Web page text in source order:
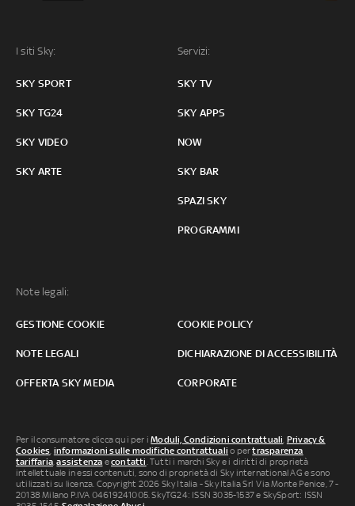
I siti Sky:
SKY SPORT
SKY TG24
SKY VIDEO
SKY ARTE
Servizi:
SKY TV
SKY APPS
NOW
SKY BAR
SPAZI SKY
PROGRAMMI
Note legali:
GESTIONE COOKIE COOKIE POLICY
NOTE LEGALI DICHIARAZIONE DI ACCESSIBILITÀ
OFFERTA SKY MEDIA CORPORATE
Per il consumatore clicca qui per iModuli, Condizioni contrattuali Privacy &
Cookies informazioni sulle modifiche contrattuali o pertrasparenza
tariffaria ,assistenza econtatti . Tutti i marchi Sky e i diritti di proprietà
intellettuale in essi contenuti, sono di proprietà di Sky international AG e sono
utilizzati su licenza. Copyright 2026 Sky Italia - Sky Italia Srl Via Monte Penice, 7 -
20138 Milano P.IVA 04619241005. SkyTG24: ISSN 3035-1537 e SkySport: ISSN